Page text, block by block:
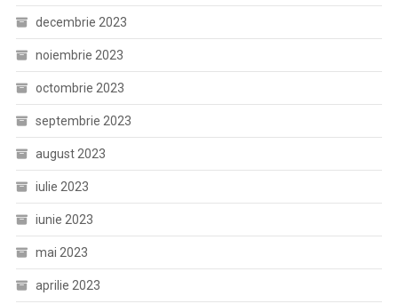
decembrie 2023
noiembrie 2023
octombrie 2023
septembrie 2023
august 2023
iulie 2023
iunie 2023
mai 2023
aprilie 2023